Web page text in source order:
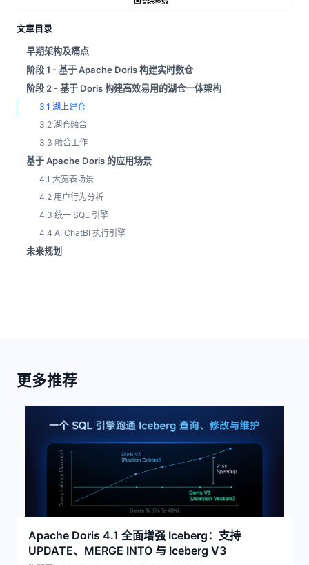
文章目录
早期架构及痛点
阶段 1 - 基于 Apache Doris 构建实时数仓
阶段 2 - 基于 Doris 构建高效易用的湖仓一体架构
3.1 湖上建仓
3.2 湖仓融合
3.3 融合工作
基于 Apache Doris 的应用场景
4.1 大宽表场景
4.2 用户行为分析
4.3 统一 SQL 引擎
4.4 AI ChatBI 执行引擎
未来规划
更多推荐
Apache Doris 4.1 全面增强 Iceberg：支持
UPDATE、MERGE INTO 与 Iceberg V3